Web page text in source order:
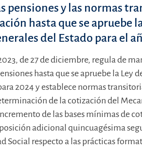
pensiones y las normas
hasta que se apruebe
del Estado para el
de 27 de diciembre, regula de
hasta que se apruebe la Ley
2024 y establece normas
de la cotización del
de las bases mínimas de
adicional quincuagésima
Social respecto a las prácticas